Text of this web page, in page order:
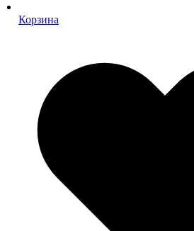
Корзина